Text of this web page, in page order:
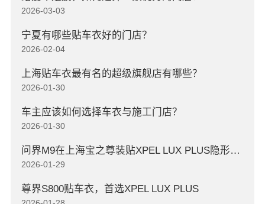
2026-03-03
宁夏有哪些贴车衣好的门店？
2026-02-04
上海贴车衣最有名的超级旗舰店有哪些？
2026-01-30
车主应该如何选择车衣与施工门店？
2026-01-30
问界M9在上海宝之尊装贴XPEL LUX PLUS隐形车衣
2026-01-29
尊界S800贴车衣，首选XPEL LUX PLUS